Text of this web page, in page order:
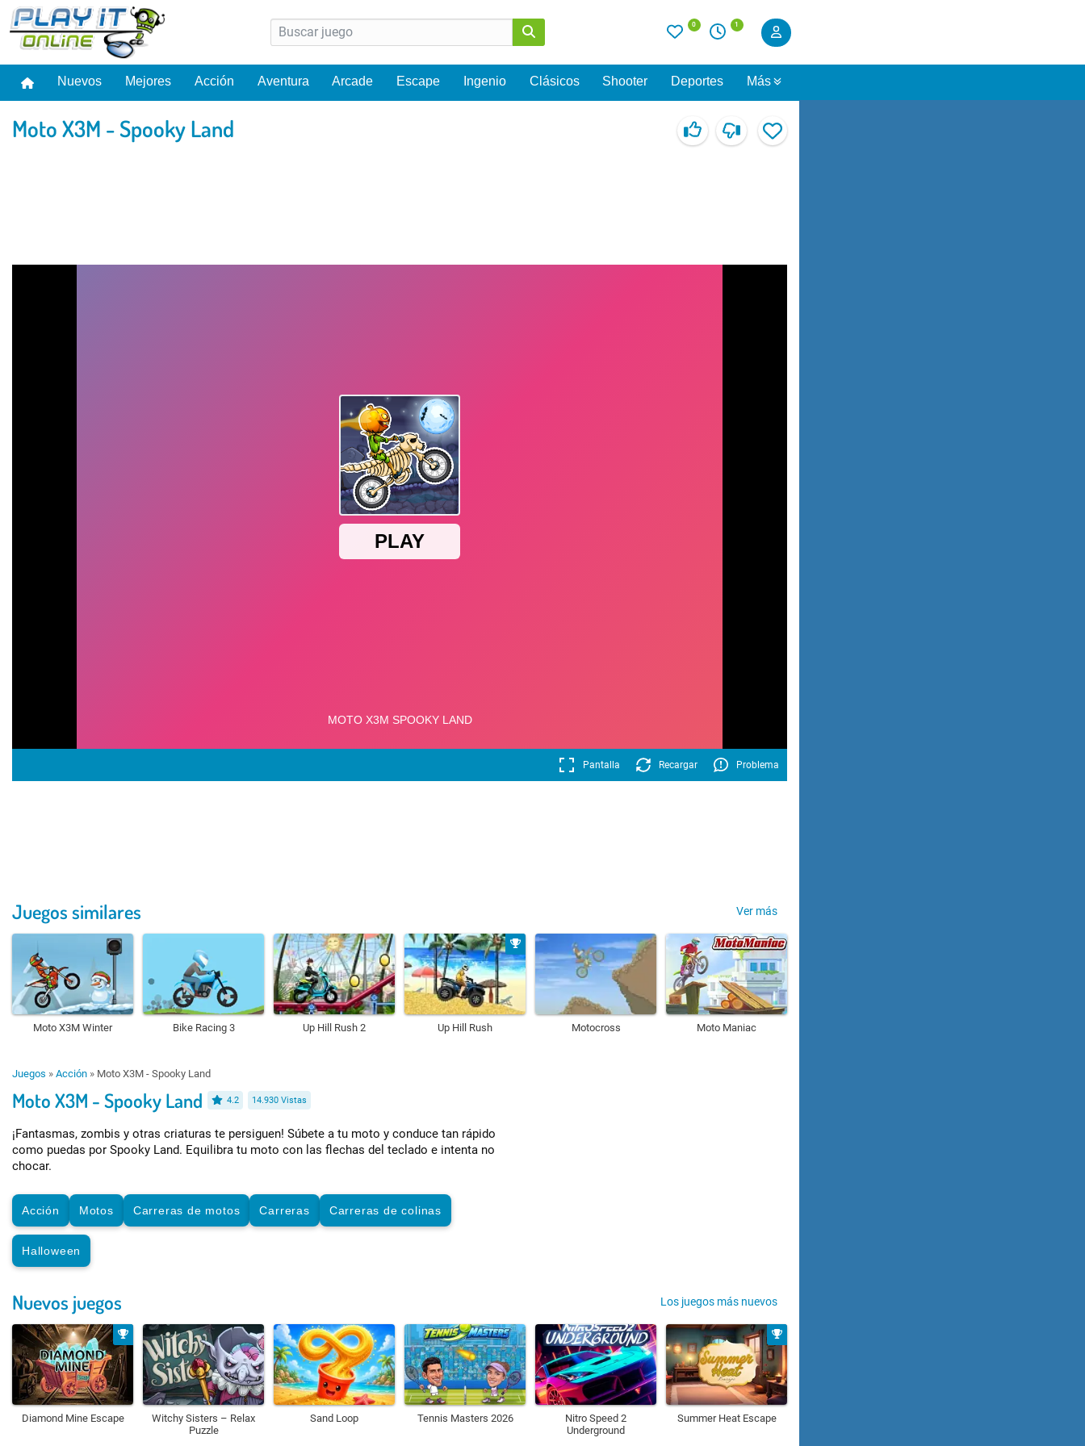
0 1
Nuevos Mejores Acción Aventura Arcade Escape Ingenio Clásicos Shooter Deportes Más
Moto X3M - Spooky Land
Pantalla Recargar Problema
Juegos similares Ver más
Moto X3M Winter Bike Racing 3 Up Hill Rush 2 Up Hill Rush Motocross Moto Maniac
Juegos » Acción » Moto X3M - Spooky Land
Moto X3M - Spooky Land 4.2 14.930 Vistas
¡Fantasmas, zombis y otras criaturas te persiguen! Súbete a tu moto y conduce tan rápido
como puedas por Spooky Land. Equilibra tu moto con las flechas del teclado e intenta no
chocar.
Acción Motos Carreras de motos Carreras Carreras de colinas
Halloween
Nuevos juegos Los juegos más nuevos
Diamond Mine Escape
Witchy Sisters – Relax
Puzzle
Sand Loop Tennis Masters 2026
Nitro Speed 2
Underground
Summer Heat Escape